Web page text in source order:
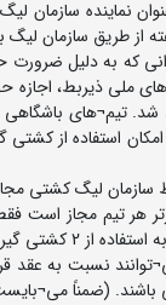
از طریق سازمان لیگ‏
که به دلیل ضرورت
های ملی ذیربط،
شد. تیم¬های
استفاده از کشتی
گیر در هر مسابقه می باشند.
(ضمناً